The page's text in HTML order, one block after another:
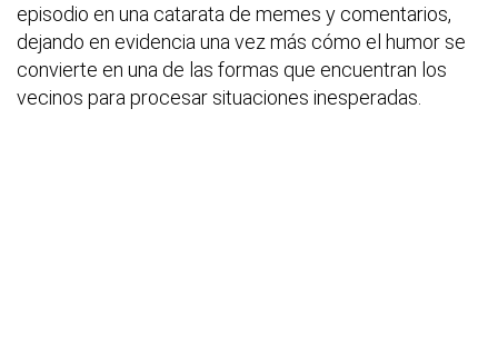
episodio en una catarata de memes y comentarios,
dejando en evidencia una vez más cómo el humor se
convierte en una de las formas que encuentran los
vecinos para procesar situaciones inesperadas.